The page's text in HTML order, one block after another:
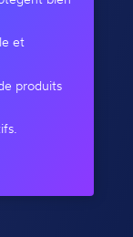
et
produits